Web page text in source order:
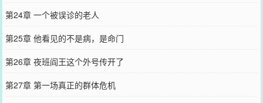
第24章 一个被误诊的老人
第25章 他看见的不是病，是命门
第26章 夜班阎王这个外号传开了
第27章 第一场真正的群体危机